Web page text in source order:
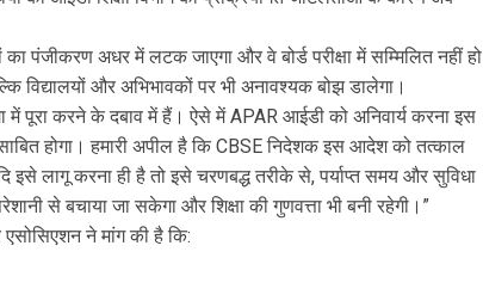
का पंजीकरण अधर में लटक जाएगा और वे बोर्ड परीक्षा में सम्मिलित नहीं हो
विद्यालयों और अभिभावकों पर भी अनावश्यक बोझ डालेगा।
में पूरा करने के दबाव में हैं। ऐसे में APAR आईडी को अनिवार्य करना इस
होगा। हमारी अपील है कि CBSE निदेशक इस आदेश को तत्काल
इसे लागू करना ही है तो इसे चरणबद्ध तरीके से, पर्याप्त समय और सुविधा
से बचाया जा सकेगा और शिक्षा की गुणवत्ता भी बनी रहेगी।”
ने मांग की है कि: